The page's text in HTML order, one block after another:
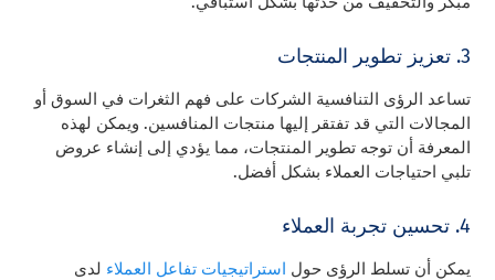
3. تعزيز تطوير المنتجات
تساعد الرؤى التنافسية الشركات على فهم الثغرات في السوق أو
المجالات التي قد تفتقر إليها منتجات المنافسين. ويمكن لهذه
المعرفة أن توجه تطوير المنتجات، مما يؤدي إلى إنشاء عروض
تلبي احتياجات العملاء بشكل أفضل.
4. تحسين تجربة العملاء
يمكن أن تسلط الرؤى حول استراتيجيات تفاعل العملاء لدى